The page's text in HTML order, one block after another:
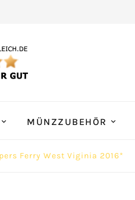
MÜNZZUBEHÖR
Ferry West Viginia 2016*